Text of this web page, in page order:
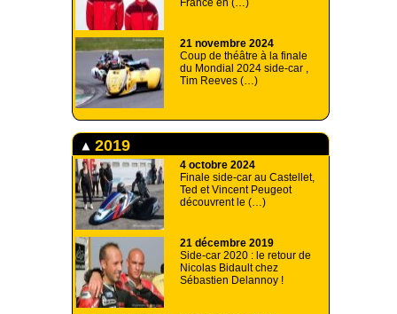
France en (…)
21 novembre 2024
Coup de théâtre à la finale
du Mondial 2024 side-car ,
Tim Reeves (…)
2019
4 octobre 2024
Finale side-car au Castellet,
Ted et Vincent Peugeot
découvrent le (…)
21 décembre 2019
Side-car 2020 : le retour de
Nicolas Bidault chez
Sébastien Delannoy !